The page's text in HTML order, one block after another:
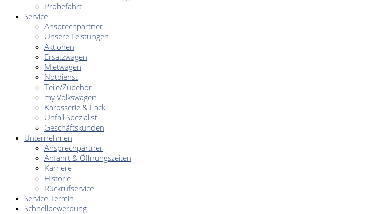
Probefahrt
Service
Ansprechpartner
Unsere Leistungen
Aktionen
Ersatzwagen
Mietwagen
Notdienst
Teile/Zubehör
my Volkswagen
Karosserie & Lack
Unfall Spezialist
Geschäftskunden
Unternehmen
Ansprechpartner
Anfahrt & Öffnungszeiten
Karriere
Historie
Rückrufservice
Service Termin
Schnellbewerbung